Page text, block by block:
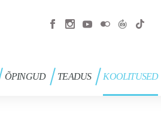
ÕPINGUD TEADUS KOOLITUSED